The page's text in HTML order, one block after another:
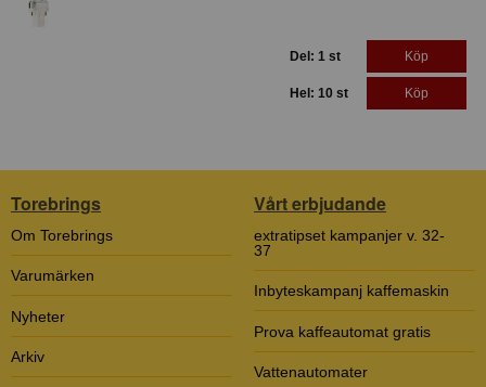
Del: 1 st Köp
Hel: 10 st Köp
Torebrings
Om Torebrings
Varumärken
Nyheter
Arkiv
Vårt erbjudande
extratipset kampanjer v. 32-
37
Inbyteskampanj kaffemaskin
Prova kaffeautomat gratis
Vattenautomater